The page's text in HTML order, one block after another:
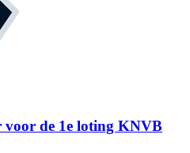
voor de 1e loting KNVB